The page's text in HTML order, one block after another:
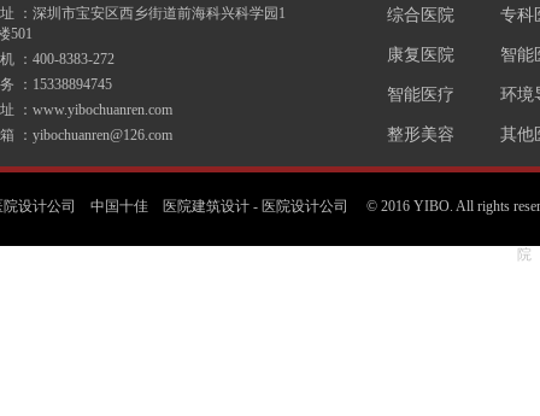
：深圳市宝安区西乡街道前海科兴科学园1
501
：400-8383-272
：15338894745
：www.yibochuanren.com
：yibochuanren@126.com
综合医院 专科
康复医院 智能
智能医疗 环境
整形美容 其他
院设计公司 中国十佳 医院建筑设计 - 医院设计公司 © 2016 YIBO. All rights
院